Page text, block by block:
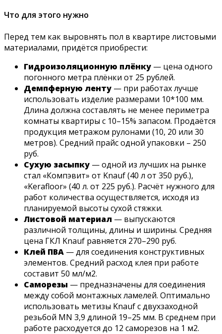
Что для этого нужно
Перед тем как выровнять пол в квартире листовыми
материалами, придётся приобрести:
Гидроизоляционную плёнку — цена одного
погонного метра плёнки от 25 рублей.
Демпферную ленту — при работах лучше
использовать изделие размерами 10*100 мм.
Длина должна составлять не менее периметра
комнаты квартиры с 10–15% запасом. Продаётся
продукция метражом рулонами (10, 20 или 30
метров). Средний прайс одной упаковки – 250
руб.
Сухую засыпку — одной из лучших на рынке
стал «Компэвит» от Knauf (40 л от 350 руб.),
«Kerafloor» (40 л. от 225 руб.). Расчёт нужного для
работ количества осуществляется, исходя из
планируемой высоты сухой стяжки.
Листовой материал — выпускаются
различной толщины, длины и ширины. Средняя
цена ГКЛ Knauf равняется 270–290 руб.
Клей ПВА — для соединения конструктивных
элементов. Средний расход клея при работе
составит 50 мл/м2.
Саморезы — предназначены для соединения
между собой монтажных ламелей. Оптимально
использовать метизы Knauf с двухзаходной
резьбой MN 3,9 длиной 19–25 мм. В среднем при
работе расходуется до 12 саморезов на 1 м2.